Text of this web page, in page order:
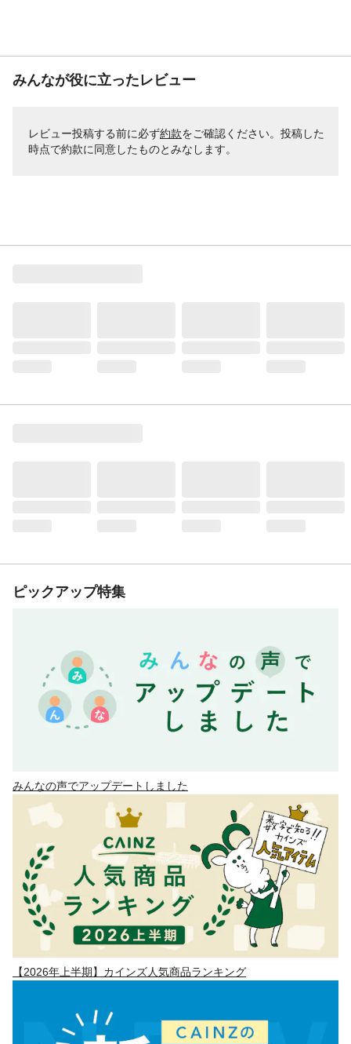
みんなが役に立ったレビュー
レビュー投稿する前に必ず約款をご確認ください。投稿した
時点で約款に同意したものとみなします。
ピックアップ特集
みんなの声でアップデートしました
【2026年上半期】カインズ人気商品ランキング